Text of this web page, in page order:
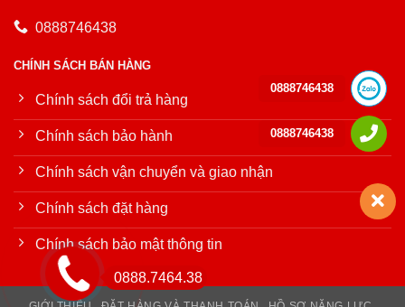
0888746438
CHÍNH SÁCH BÁN HÀNG
Chính sách đổi trả hàng
Chính sách bảo hành
Chính sách vận chuyển và giao nhận
Chính sách đặt hàng
Chính sách bảo mật thông tin
0888.7464.38
0888746438
0888746438